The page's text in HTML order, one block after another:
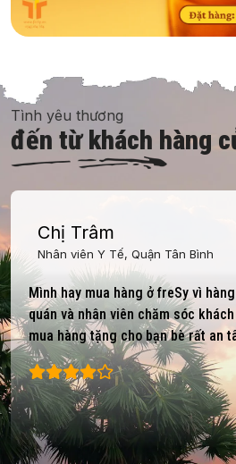
Tình yêu thương
đến từ khách hàng
Chị Trâm
Nhân viên Y Tế, Quận Tân Bình
Mình hay mua hàng ở freSy vì
quán và nhân viên chăm sóc
mua hàng tặng cho bạn bè rất an